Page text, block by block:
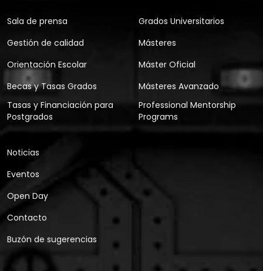
Sala de prensa
Gestión de calidad
Orientación Escolar
Becas y Tasas Grados
Tasas y Financiación para
Postgrados
Grados Universitarios
Másteres
Máster Oficial
Másteres Avanzado
Professional Mentorship
Programs
Noticias
Eventos
Open Day
Contacto
Buzón de sugerencias